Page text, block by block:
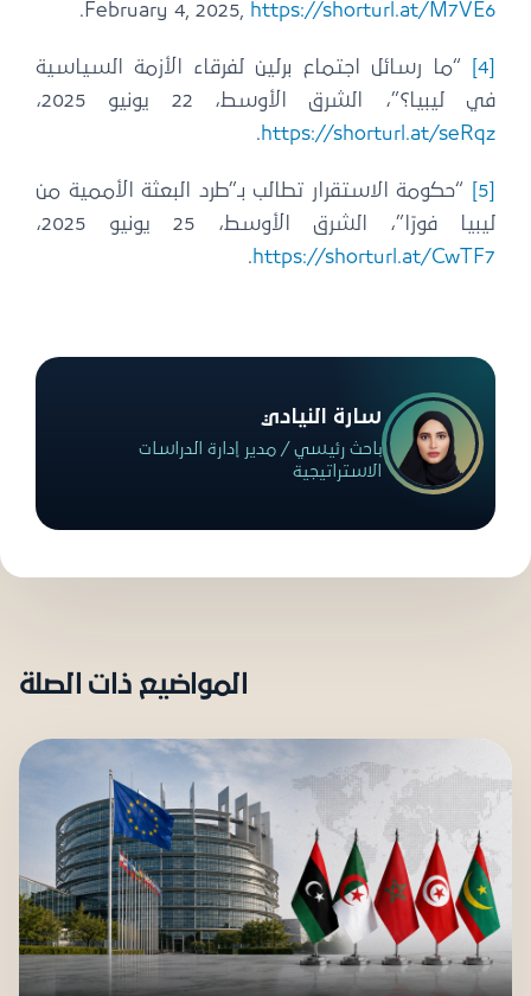
February 4, 2025, https://shorturl.at/M7VE6
.
“ما رسائل اجتماع برلين لفرقاء الأزمة السياسية
في ليبيا؟”، الشرق الأوسط، 22 يونيو 2025،
https://shorturl.at/seRqz
.
“حكومة الاستقرار تطالب بـ”طرد البعثة الأممية من
ليبيا فورًا”، الشرق الأوسط، 25 يونيو 2025،
https://shorturl.at/CwTF7
.
سارة النيادي
باحث رئيسي / مدير إدارة الدراسات
الاستراتيجية
المواضيع ذات الصلة